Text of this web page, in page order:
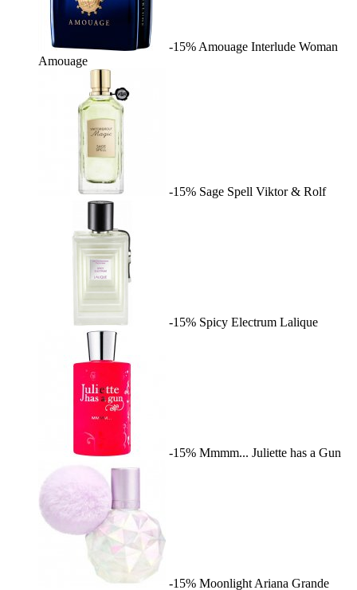
-15% Amouage Interlude Woman
Amouage
-15% Sage Spell Viktor & Rolf
-15% Spicy Electrum Lalique
-15% Mmmm... Juliette has a Gun
-15% Moonlight Ariana Grande